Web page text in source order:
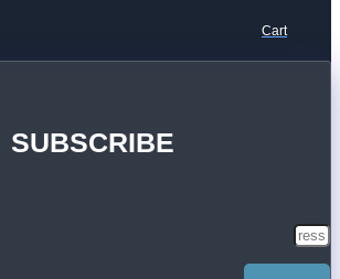
Cart
SUBSCRIBE